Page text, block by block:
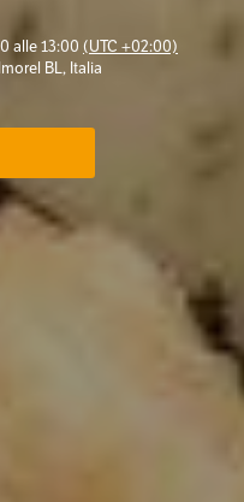
alle 13:00 (UTC +02:00)
BL, Italia